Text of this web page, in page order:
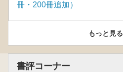
冊・200冊追加）
もっと見る
書評コーナー